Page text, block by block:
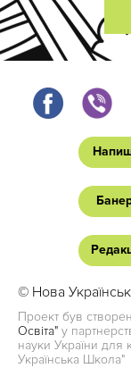
© Нова
Проект був
Освіта" у
науки України для
Українська Школа"